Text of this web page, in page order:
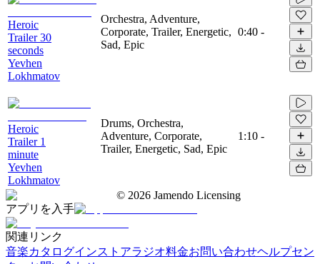
Heroic
Trailer 30
seconds
Yevhen
Lokhmatov
Orchestra, Adventure,
Corporate, Trailer, Energetic,
Sad, Epic
0:40 -
Heroic
Trailer 1
minute
Yevhen
Lokhmatov
Drums, Orchestra,
Adventure, Corporate,
Trailer, Energetic, Sad, Epic
1:10 -
© 2026 Jamendo Licensing
アプリを入手
関連リンク
音楽カタログインストアラジオ料金お問い合わせヘルプセン